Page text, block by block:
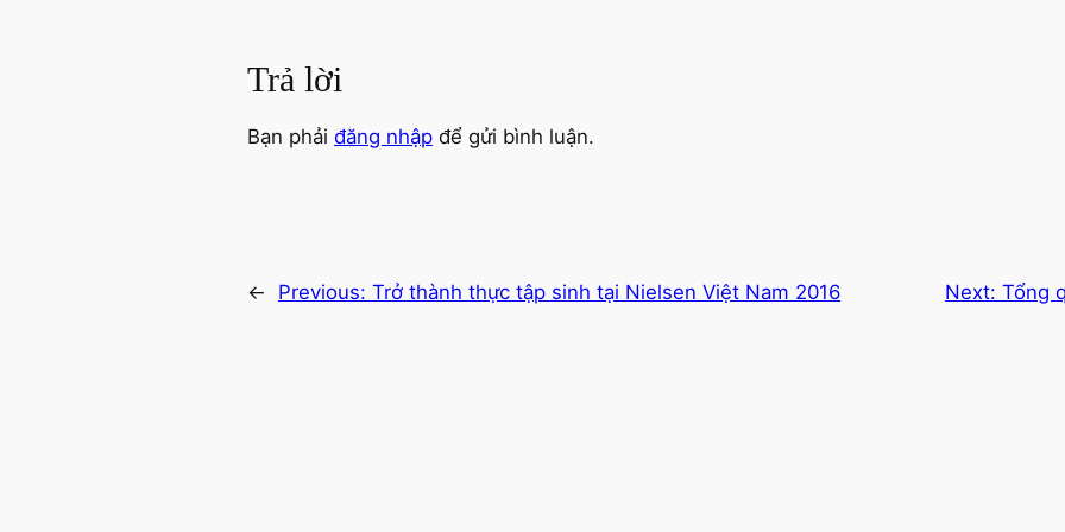
Trả lời
Bạn phải đăng nhập để gửi bình luận.
← Previous: Trở thành thực tập sinh tại Nielsen Việt Nam 2016 Next: Tổng